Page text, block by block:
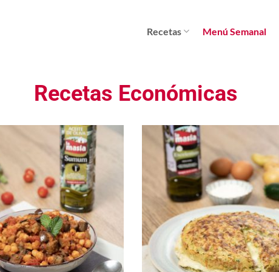
Recetas Menú Semanal
Recetas Económicas